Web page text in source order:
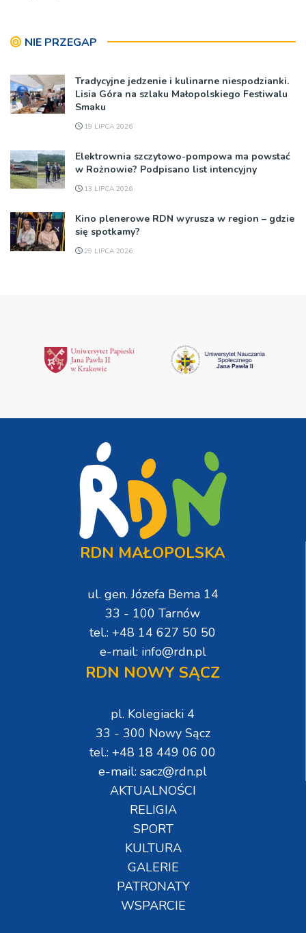
NIE PRZEGAP
Tradycyjne jedzenie i kulinarne niespodzianki.
Lisia Góra na szlaku Małopolskiego Festiwalu
Smaku
19 LIPCA 2026
Elektrownia szczytowo-pompowa ma powstać
w Rożnowie? Podpisano list intencyjny
13 LIPCA 2026
Kino plenerowe RDN wyrusza w region – gdzie
się spotkamy?
29 LIPCA 2026
RDN MAŁOPOLSKA
ul. gen. Józefa Bema 14
33 - 100 Tarnów
tel.: +48 14 627 50 50
e-mail: info@rdn.pl
RDN NOWY SĄCZ
pl. Kolegiacki 4
33 - 300 Nowy Sącz
tel.: +48 18 449 06 00
e-mail: sacz@rdn.pl
AKTUALNOŚCI
RELIGIA
SPORT
KULTURA
GALERIE
PATRONATY
WSPARCIE